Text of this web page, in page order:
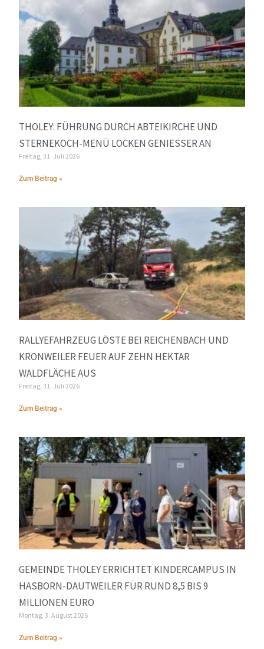
THOLEY: FÜHRUNG DURCH ABTEIKIRCHE UND
STERNEKOCH-MENÜ LOCKEN GENIESSER AN
Freitag, 31. Juli 2026
Zum Beitrag »
RALLYEFAHRZEUG LÖSTE BEI REICHENBACH UND
KRONWEILER FEUER AUF ZEHN HEKTAR
WALDFLÄCHE AUS
Freitag, 31. Juli 2026
Zum Beitrag »
GEMEINDE THOLEY ERRICHTET KINDERCAMPUS IN
HASBORN-DAUTWEILER FÜR RUND 8,5 BIS 9
MILLIONEN EURO
Montag, 3. August 2026
Zum Beitrag »